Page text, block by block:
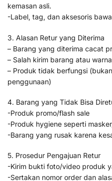
kemasan asli.
-Label, tag, dan aksesoris
3. Alasan Retur yang Diterima
– Barang yang diterima cacat
– Salah kirim barang atau
– Produk tidak berfungsi
penggunaan)
4. Barang yang Tidak Bisa
-Produk promo/flash sale
-Produk hygiene seperti
-Barang yang rusak karena
5. Prosedur Pengajuan Retur
-Kirim bukti foto/video produk
-Sertakan nomor order dan